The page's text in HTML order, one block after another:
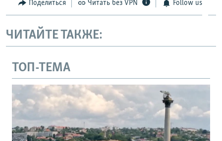
Поделиться Читать без VPN Follow us
ЧИТАЙТЕ ТАКЖЕ:
ТОП-ТЕМА